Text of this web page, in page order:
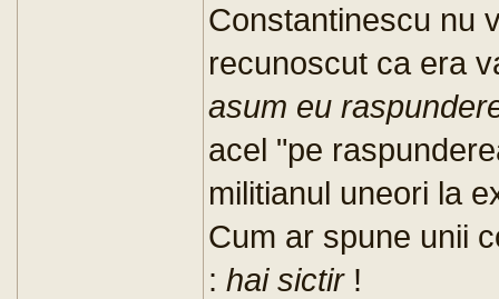
Constantinescu nu
recunoscut ca era
asum eu
acel "pe
militianul uneori la
Cum ar spune unii
: hai sictir !